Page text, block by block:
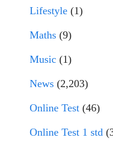
Lifestyle (1)
Maths (9)
Music (1)
News (2,203)
Online Test (46)
Online Test 1 std